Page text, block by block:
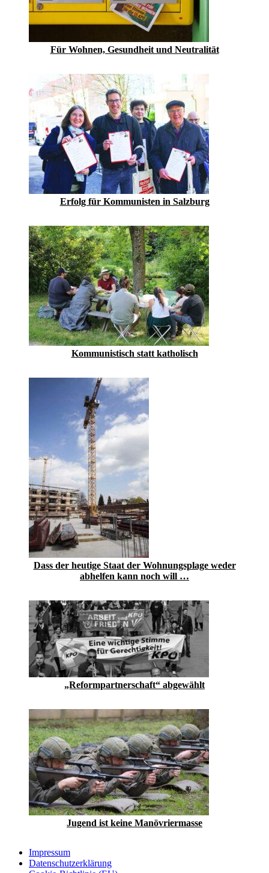
Für Wohnen, Gesundheit und Neutralität
Erfolg für Kommunisten in Salzburg
Kommunistisch statt katholisch
Dass der heutige Staat der Wohnungsplage weder
abhelfen kann noch will …
„Reformpartnerschaft“ abgewählt
Jugend ist keine Manövriermasse
Impressum
Datenschutzerklärung